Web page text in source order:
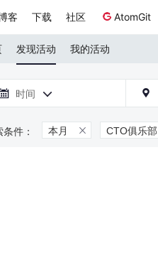
客 下载 社区 AtomGit
发现活动 我的活动
 时间  
本月  CTO俱乐部